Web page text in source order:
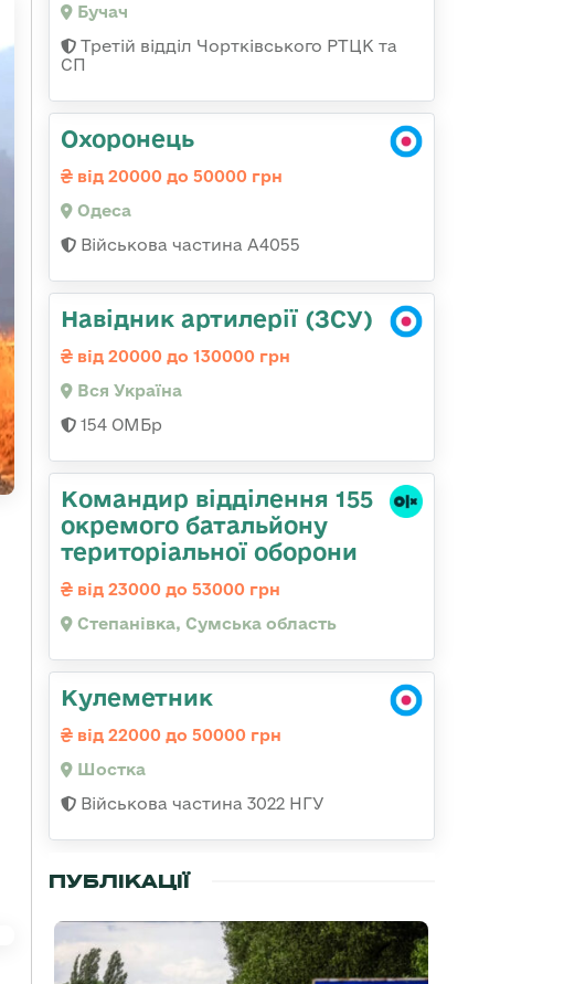
Бучач
Третій відділ Чортківського РТЦК та
СП
Охоронець
від 20000 до 50000 грн
Одеса
Військова частина А4055
Навідник артилерії (ЗСУ)
від 20000 до 130000 грн
Вся Україна
154 ОМБр
Командир відділення 155
окремого батальйону
територіальної оборони
від 23000 до 53000 грн
Степанівка, Сумська область
Кулеметник
від 22000 до 50000 грн
Шостка
Військова частина 3022 НГУ
ПУБЛІКАЦІЇ